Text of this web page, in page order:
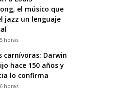
el músico que
jazz un lenguaje
horas
carnívoras: Darwin
hace 150 años y
lo confirma
horas